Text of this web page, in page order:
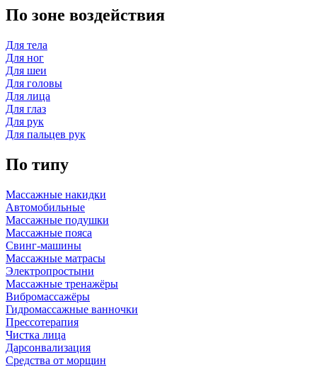
По зоне воздействия
Для тела
Для ног
Для шеи
Для головы
Для лица
Для глаз
Для рук
Для пальцев рук
По типу
Массажные накидки
Автомобильные
Массажные подушки
Массажные пояса
Свинг-машины
Массажные матрасы
Электропростыни
Массажные тренажёры
Вибромассажёры
Гидромассажные ванночки
Прессотерапия
Чистка лица
Дарсонвализация
Средства от морщин